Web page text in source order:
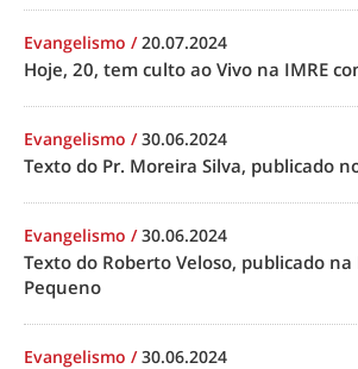
Evangelismo /20.07.2024
Hoje, 20, tem culto ao Vivo na IMRE
Evangelismo /30.06.2024
Texto do Pr. Moreira Silva, publicado
Evangelismo /30.06.2024
Texto do Roberto Veloso, publicado na
Pequeno
Evangelismo /30.06.2024